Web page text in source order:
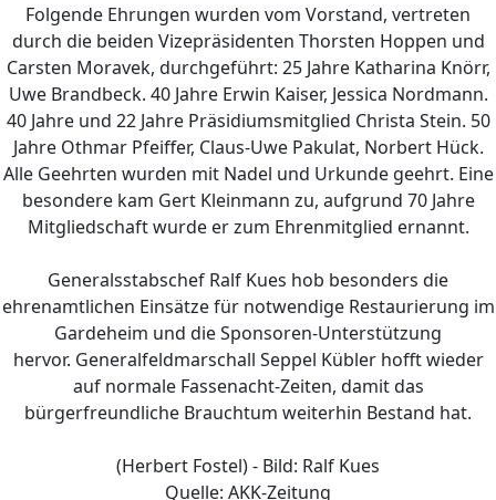
Folgende Ehrungen wurden vom Vorstand, vertreten
durch die beiden Vizepräsidenten Thorsten Hoppen und
Carsten Moravek, durchgeführt: 25 Jahre Katharina Knörr,
Uwe Brandbeck. 40 Jahre Erwin Kaiser, Jessica Nordmann.
40 Jahre und 22 Jahre Präsidiumsmitglied Christa Stein. 50
Jahre Othmar Pfeiffer, Claus-Uwe Pakulat, Norbert Hück.
Alle Geehrten wurden mit Nadel und Urkunde geehrt. Eine
besondere kam Gert Kleinmann zu, aufgrund 70 Jahre
Mitgliedschaft wurde er zum Ehrenmitglied ernannt.
Generalsstabschef Ralf Kues hob besonders die
ehrenamtlichen Einsätze für notwendige Restaurierung im
Gardeheim und die Sponsoren-Unterstützung
hervor. Generalfeldmarschall Seppel Kübler hofft wieder
auf normale Fassenacht-Zeiten, damit das
bürgerfreundliche Brauchtum weiterhin Bestand hat.
(Herbert Fostel) - Bild: Ralf Kues
Quelle: AKK-Zeitung